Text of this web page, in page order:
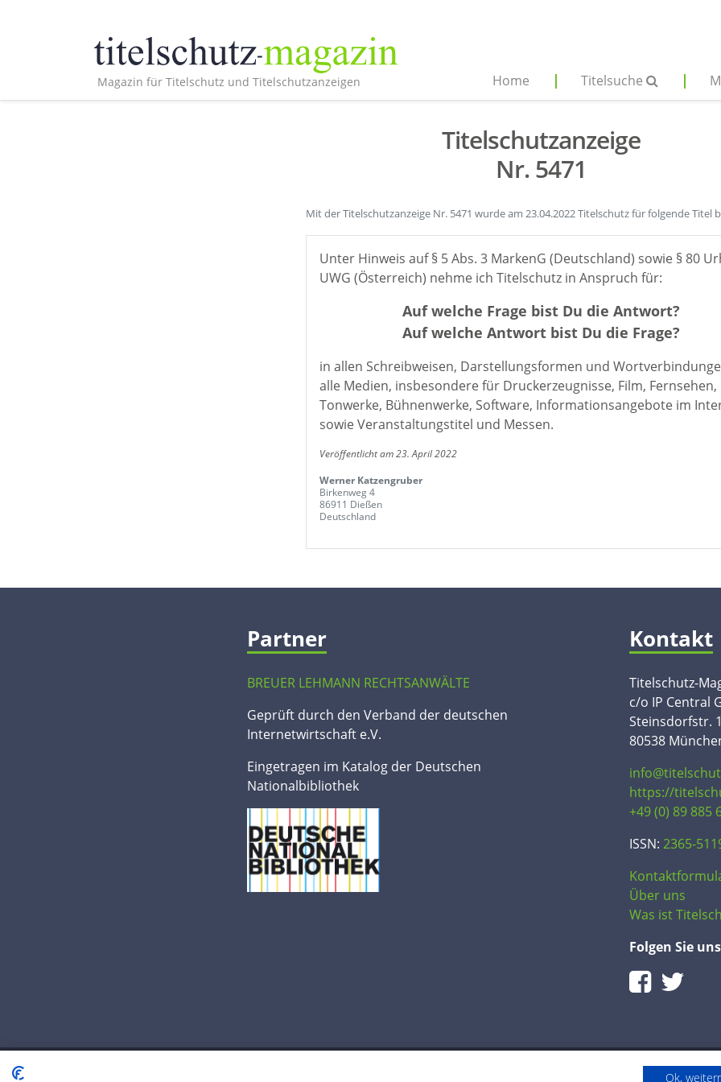
Magazin für Titelschutz und Titelschutzanzeigen Home Titelsuche
Titelschutzanzeige
Nr. 5471
Mit der Titelschutzanzeige Nr. 5471 wurde am 23.04.2022 Titelschutz für folgende Titel
Unter Hinweis auf § 5 Abs. 3 MarkenG (Deutschland) sowie § 80
UWG (Österreich) nehme ich Titelschutz in Anspruch für:
Auf welche Frage bist Du die Antwort?
Auf welche Antwort bist Du die Frage?
in allen Schreibweisen, Darstellungsformen und
alle Medien, insbesondere für Druckerzeugnisse, Film, Fernsehen,
Tonwerke, Bühnenwerke, Software, Informationsangebote im
sowie Veranstaltungstitel und Messen.
Veröffentlicht am 23. April 2022
Werner Katzengruber
Birkenweg 4
86911 Dießen
Deutschland
Partner
BREUER LEHMANN RECHTSANWÄLTE
Geprüft durch den Verband der deutschen
Internetwirtschaft e.V.
Eingetragen im Katalog der Deutschen
Nationalbibliothek
Kontakt
Titelschutz-
c/o IP Central
Steinsdorfstr.
80538
https://
+49 (0) 89 885
ISSN: 2365-
Über uns
Was ist
Folgen Sie uns
Ok,